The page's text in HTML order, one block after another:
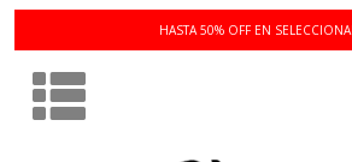
3 Y 6 CUOTAS SIN INTERÉS!